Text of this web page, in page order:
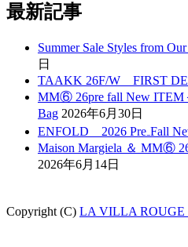
最新記事
Summer Sale Styles from
日
TAAKK 26F/W FIRST
MM⑥ 26pre fall New ITEM
Bag 2026年6月30日
ENFOLD 2026 Pre₋Fall
Maison Margiela ＆ MM⑥
2026年6月14日
Copyright (C) LA VILLA ROUGE